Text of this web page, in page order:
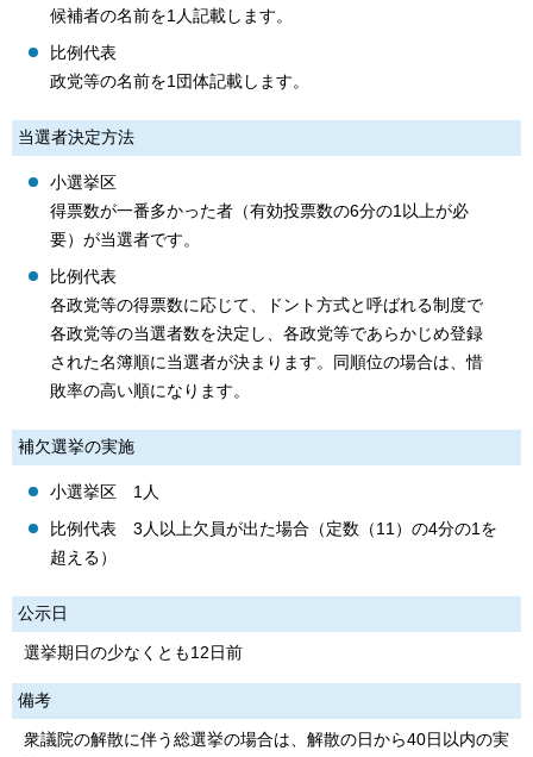
候補者の名前を1人記載します。
比例代表
政党等の名前を1団体記載します。
当選者決定方法
小選挙区
得票数が一番多かった者（有効投票数の6分の1以上が必
要）が当選者です。
比例代表
各政党等の得票数に応じて、ドント方式と呼ばれる制度で
各政党等の当選者数を決定し、各政党等であらかじめ登録
された名簿順に当選者が決まります。同順位の場合は、惜
敗率の高い順になります。
補欠選挙の実施
小選挙区 1人
比例代表 3人以上欠員が出た場合（定数（11）の4分の1を
超える）
公示日
選挙期日の少なくとも12日前
備考
衆議院の解散に伴う総選挙の場合は、解散の日から40日以内の実